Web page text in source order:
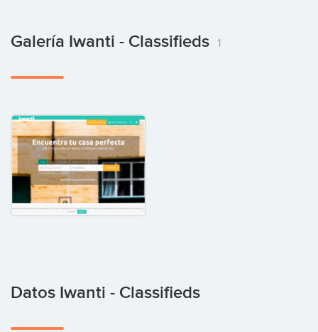
Galería Iwanti - Classifieds 1
Datos Iwanti - Classifieds